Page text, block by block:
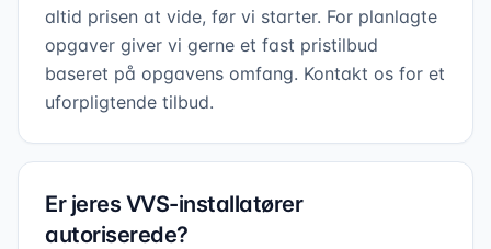
altid prisen at vide, før vi starter. For planlagte
opgaver giver vi gerne et fast pristilbud
baseret på opgavens omfang. Kontakt os for et
uforpligtende tilbud.
Er jeres VVS-installatører
autoriserede?